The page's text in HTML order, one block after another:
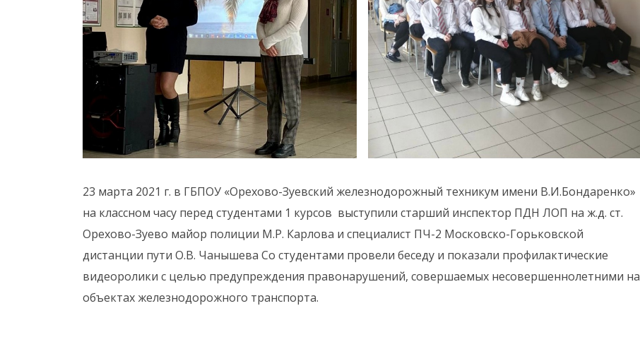
23 марта 2021 г. в ГБПОУ «Орехово-Зуевский железнодорожный техникум имени В.И.Бондаренко»
на классном часу перед студентами 1 курсов выступили старший инспектор ПДН ЛОП на ж.д. ст.
Орехово-Зуево майор полиции М.Р. Карлова и специалист ПЧ-2 Московско-Горьковской
дистанции пути О.В. Чанышева Со студентами провели беседу и показали профилактические
видеоролики с целью предупреждения правонарушений, совершаемых несовершеннолетними на
объектах железнодорожного транспорта.